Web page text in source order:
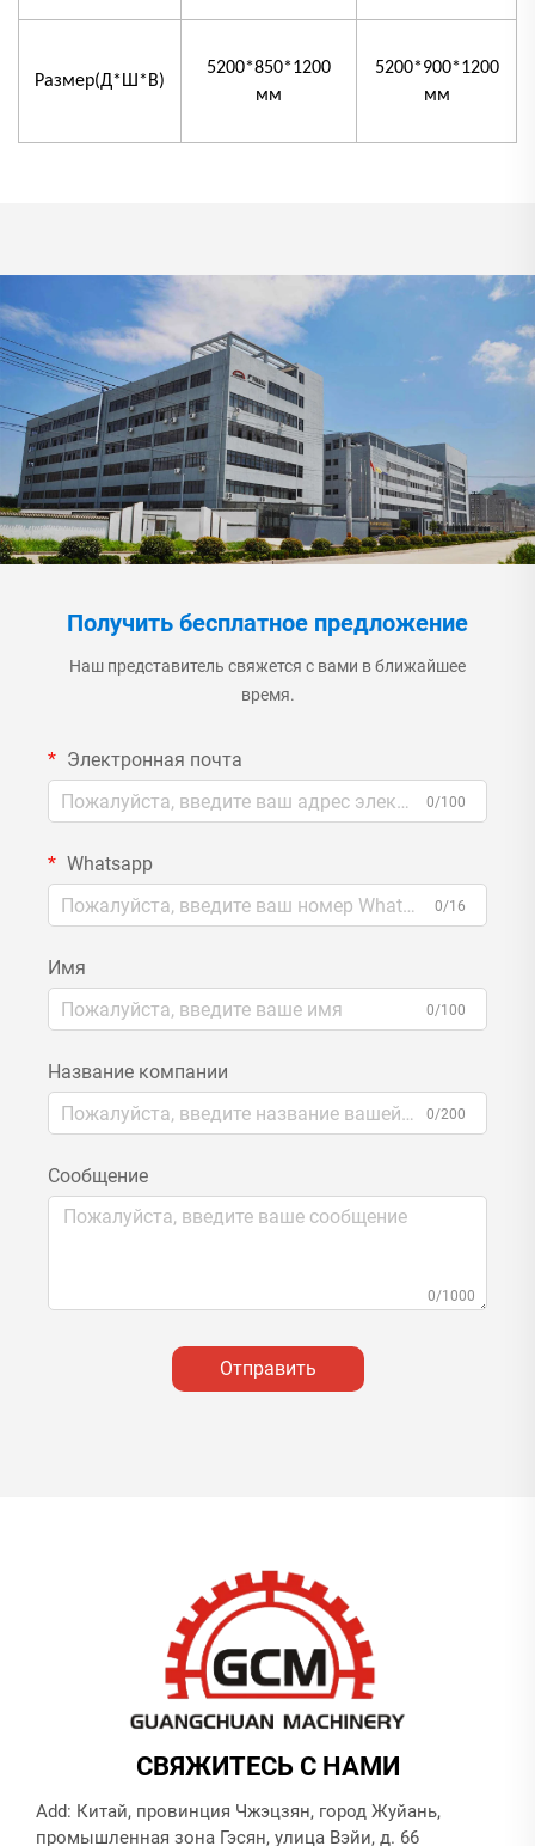
Размер(Д*Ш*В)
5200*850*1200
мм
5200*900*1200
мм
Получить бесплатное предложение
Наш представитель свяжется с вами в ближайшее
время.
Электронная почта
0/100
Whatsapp
0/16
Имя
0/100
Название компании
0/200
Сообщение
0/1000
Отправить
СВЯЖИТЕСЬ С НАМИ
Add: Китай, провинция Чжэцзян, город Жуйань,
промышленная зона Гэсян, улица Вэйи, д. 66